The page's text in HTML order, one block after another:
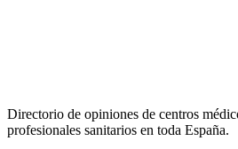
Directorio de opiniones de centros
profesionales sanitarios en toda España.